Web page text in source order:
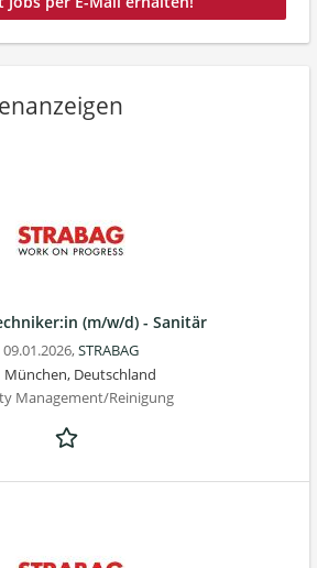
(m/w/d) - Sanitär
09.01.2026,STRABAG
München, Deutschland
Management/Reinigung